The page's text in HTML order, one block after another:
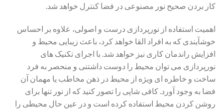
کار بردن صحیح نور مصنوعی در فضا کنترل خواهد شد.
اهمیت استفاده از نورپردازی درست و اصولی، علاوه بر احساس
خوشآیندی که به افراد القا خواهد کرد، باعث زیبایی محیط و
افزایش راندمان کاری نیز خواهد شد. با اجرای تکنیک های
نورپردازی می توان محیط را دوست داشتنی و منحصر به فرد
ساخت و خاطره ای ویژه از محیط در ذهن مخاطب یا مهمان آن
فضا به وجود آورد. کافی شاپی را تصور کنید که از نور تنها برای
روشن کردن محیط استفاده کرده است و در عین حال محیطی را